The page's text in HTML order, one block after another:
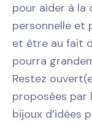
pour aider à la
personnelle et
et être au fait
pourra
Restez
proposées par
bijoux d’idées